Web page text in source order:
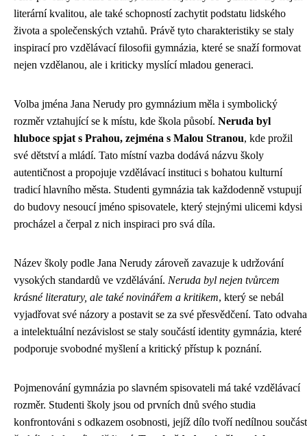
literární kvalitou, ale také schopností zachytit podstatu lidského
života a společenských vztahů. Právě tyto charakteristiky se staly
inspirací pro vzdělávací filosofii gymnázia, které se snaží formovat
nejen vzdělanou, ale i kriticky myslící mladou generaci.
Volba jména Jana Nerudy pro gymnázium měla i symbolický
rozměr vztahující se k místu, kde škola působí. Neruda byl
hluboce spjat s Prahou, zejména s Malou Stranou, kde prožil
své dětství a mládí. Tato místní vazba dodává názvu školy
autentičnost a propojuje vzdělávací instituci s bohatou kulturní
tradicí hlavního města. Studenti gymnázia tak každodenně vstupují
do budovy nesoucí jméno spisovatele, který stejnými ulicemi kdysi
procházel a čerpal z nich inspiraci pro svá díla.
Název školy podle Jana Nerudy zároveň zavazuje k udržování
vysokých standardů ve vzdělávání. Neruda byl nejen tvůrcem
krásné literatury, ale také novinářem a kritikem, který se nebál
vyjadřovat své názory a postavit se za své přesvědčení. Tato odvaha
a intelektuální nezávislost se staly součástí identity gymnázia, které
podporuje svobodné myšlení a kritický přístup k poznání.
Pojmenování gymnázia po slavném spisovateli má také vzdělávací
rozměr. Studenti školy jsou od prvních dnů svého studia
konfrontováni s odkazem osobnosti, jejíž dílo tvoří nedílnou součást